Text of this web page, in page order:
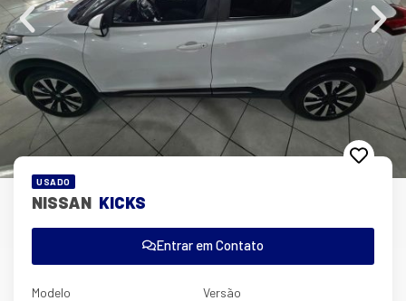
USADO
NISSAN KICKS
Entrar em Contato
Modelo Versão